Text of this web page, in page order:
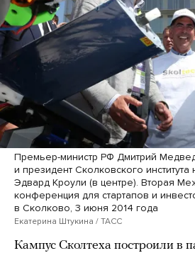
Премьер-министр РФ Дмитрий
и президент Сколковского института
Эдвард Кроули (в центре). Вторая
конференция для стартапов и
в Сколково, 3 июня 2014 года
Екатерина Штукина / ТАСС
Кампус Сколтеха построили в